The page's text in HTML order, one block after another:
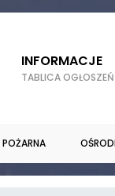
INFORMACJE
TABLICA OGŁOSZEŃ
POŻARNA